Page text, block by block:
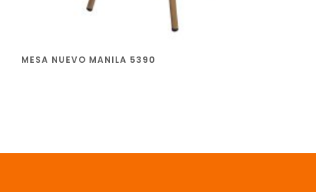
MESA NUEVO MANILA 5390